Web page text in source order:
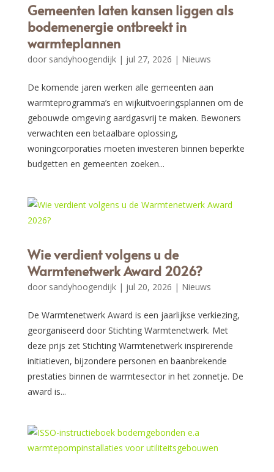
Gemeenten laten kansen liggen als
bodemenergie ontbreekt in
warmteplannen
door sandyhoogendijk| jul 27, 2026 | Nieuws
De komende jaren werken alle gemeenten aan
warmteprogramma’s en wijkuitvoeringsplannen om de
gebouwde omgeving aardgasvrij te maken. Bewoners
verwachten een betaalbare oplossing,
woningcorporaties moeten investeren binnen beperkte
budgetten en gemeenten zoeken...
Wie verdient volgens u de
Warmtenetwerk Award 2026?
door sandyhoogendijk| jul 20, 2026 | Nieuws
De Warmtenetwerk Award is een jaarlijkse verkiezing,
georganiseerd door Stichting Warmtenetwerk. Met
deze prijs zet Stichting Warmtenetwerk inspirerende
initiatieven, bijzondere personen en baanbrekende
prestaties binnen de warmtesector in het zonnetje. De
award is...